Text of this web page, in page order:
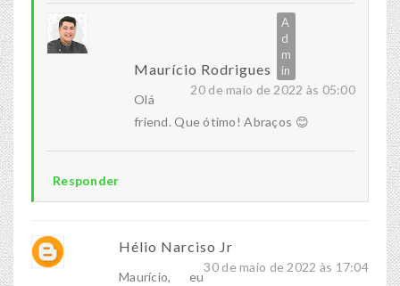
Maurício Rodrigues
20 de maio de 2022 às 05:00
Olá
friend. Que ótimo! Abraços 😊
Responder
Hélio Narciso Jr
30 de maio de 2022 às 17:04
Maurício, eu